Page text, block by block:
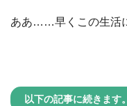
ああ……早くこの生活
以下の記事に続きます。